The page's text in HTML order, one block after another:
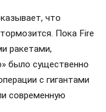
что
Пока Fire
ракетами,
было существенно
с гигантами
современную